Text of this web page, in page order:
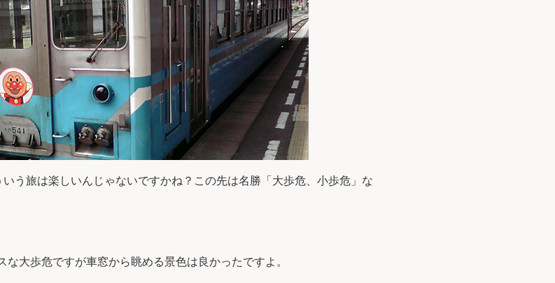
う旅は楽しいんじゃないですかね？この先は名勝「大歩危、小歩危」な
大歩危ですが車窓から眺める景色は良かったですよ。